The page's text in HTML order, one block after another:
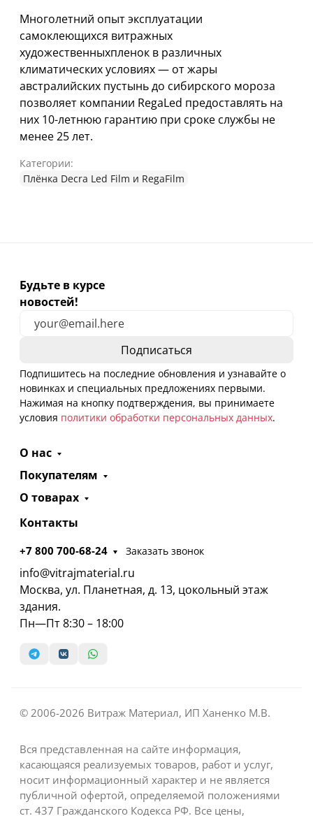
Многолетний опыт эксплуатации
самоклеющихся витражных
художественныхпленок в различных
климатических условиях — от жары
австралийских пустынь до сибирского мороза
позволяет компании RegaLed предоставлять на
них 10-летнюю гарантию при сроке службы не
менее 25 лет.
Категории:
Плёнка Decra Led Film и RegaFilm
Будьте в курсе
новостей!
Подпишитесь на последние обновления и узнавайте о
новинках и специальных предложениях первыми.
Нажимая на кнопку подтверждения, вы принимаете
условия политики обработки персональных данных.
О нас
Покупателям
О товарах
Контакты
+7 800 700-68-24 Заказать звонок
info@vitrajmaterial.ru
Москва, ул. Планетная, д. 13, цокольный этаж
здания.
Пн—Пт 8:30 – 18:00
© 2006-2026 Витраж Материал, ИП Ханенко М.В.
Вся представленная на сайте информация,
касающаяся реализуемых товаров, работ и услуг,
носит информационный характер и не является
публичной офертой, определяемой положениями
ст. 437 Гражданского Кодекса РФ. Все цены,